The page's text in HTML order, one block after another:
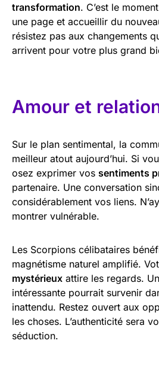
transformation. C’est le
une page et accueillir du
résistez pas aux changements
arrivent pour votre plus grand
Amour et
Sur le plan sentimental, la
meilleur atout aujourd’hui. Si
osez exprimer vos sentiments
partenaire. Une conversation
considérablement vos liens.
montrer vulnérable.
Les Scorpions célibataires
magnétisme naturel amplifié.
mystérieux attire les regards.
intéressante pourrait survenir
inattendu. Restez ouvert aux
les choses. L’authenticité sera
séduction.